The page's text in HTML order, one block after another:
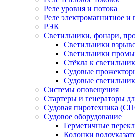
Реле уровня и потока
Реле электромагнитное
РЭК
Светильники, фонари,
Светильники
Светильники
Стёкла к
Судовые
Судовые
Системы оповещения
Стартеры и генераторы
Судовая пиротехника
Судовое оборудование
Герметичные
Колонки